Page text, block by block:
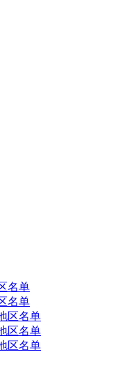
名单
名单
区名单
区名单
区名单